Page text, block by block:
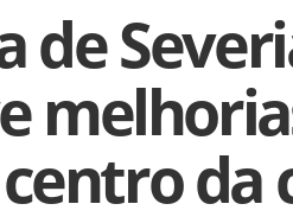
de
centro da